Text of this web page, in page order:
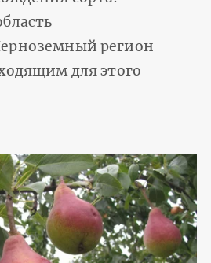
регион
для этого